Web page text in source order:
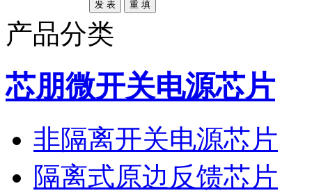
产品分类
芯朋微开关电源芯片
非隔离开关电源芯片
隔离式原边反馈芯片